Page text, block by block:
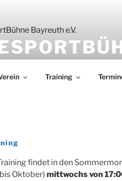
Training
findet in den
Oktober) mittwochs von